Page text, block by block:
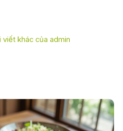
viết khác của admin